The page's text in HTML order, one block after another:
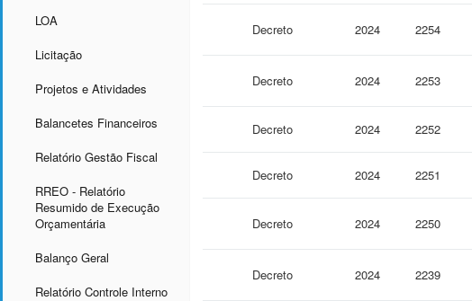
LOA
Licitação
Projetos e Atividades
Balancetes Financeiros
Relatório Gestão Fiscal
RREO - Relatório
Resumido de Execução
Orçamentária
Balanço Geral
Relatório Controle Interno
Decreto 2024 2254
Decreto 2024 2253
Decreto 2024 2252
Decreto 2024 2251
Decreto 2024 2250
Decreto 2024 2239